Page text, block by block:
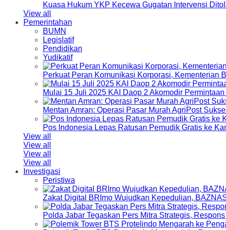
Kuasa Hukum YKP Kecewa Gugatan Intervensi
View all
Pemerintahan
BUMN
Legislatif
Pendidikan
Yudikatif
Perkuat Peran Komunikasi Korporasi, Kementerian
Mulai 15 Juli 2025 KAI Daop 2 Akomodir
Mentan Amran: Operasi Pasar Murah AgriPost
Pos Indonesia Lepas Ratusan Pemudik Gratis ke
View all
View all
View all
View all
Investigasi
Peristiwa
Zakat Digital BRImo Wujudkan Kepedulian,
Polda Jabar Tegaskan Pers Mitra Strategis,